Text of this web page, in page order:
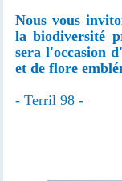
Nous vous
la biodiversité
sera l'occasion
et de flore
- Terril 98 -